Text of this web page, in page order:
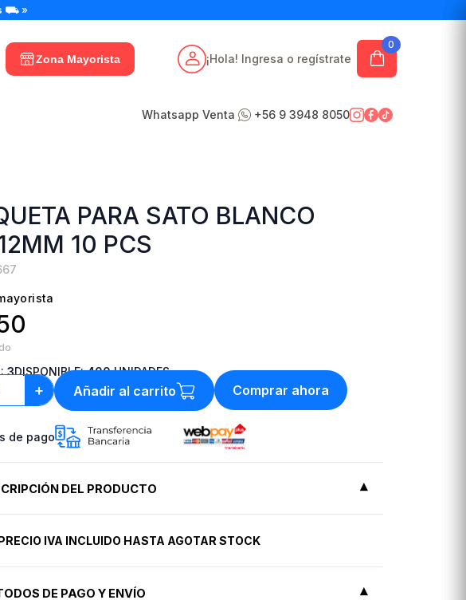
⛟ »
Zona Mayorista
0
¡Hola! Ingresa o regístrate
Whatsapp Venta +56 9 3948 8050
PARA SATO BLANCO
10 PCS
3DISPONIBLE:400UNIDADES
+ Añadir al carrito Comprar ahora
de pago
DEL PRODUCTO
IVA INCLUIDO HASTA AGOTAR STOCK
DE PAGO Y ENVÍO